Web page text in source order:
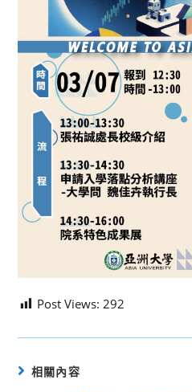
Post Views: 292
相關內容